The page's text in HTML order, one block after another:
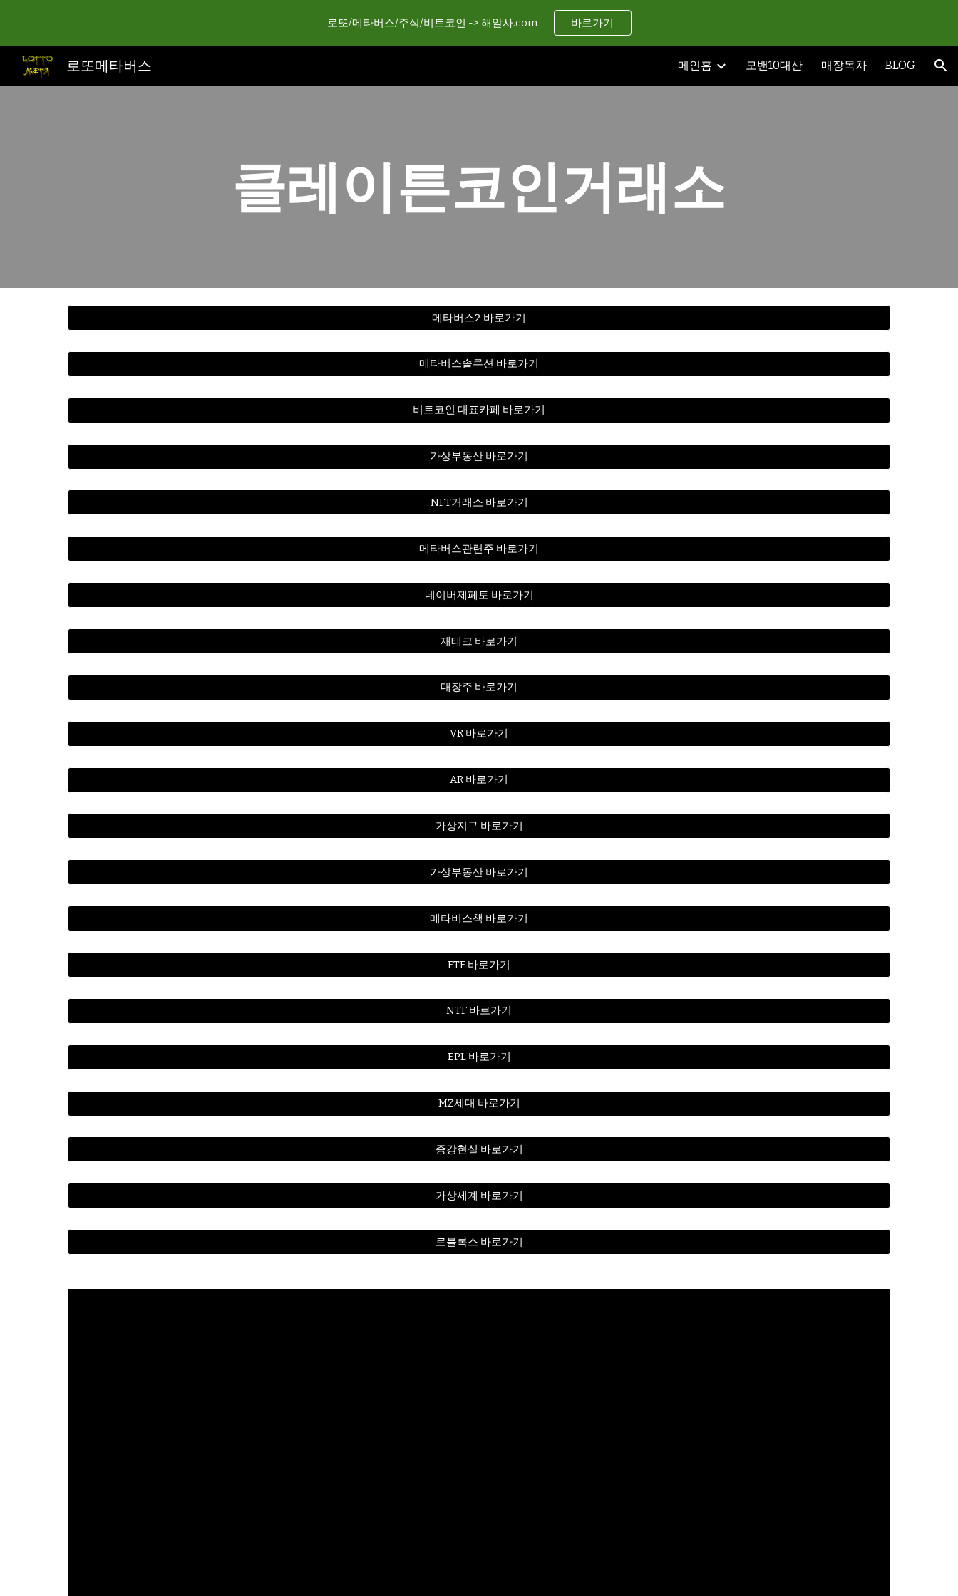
Skip to main content Skip to navigation
로또/메타버스/주식/비트코인 -> 해알사.com 바로가기
로또메타버스 메인홈 모밴10대산 매장목차 BLOG
클레이튼코인거래소
메타버스2 바로가기
메타버스솔루션 바로가기
비트코인 대표카페 바로가기
가상부동산 바로가기
NFT거래소 바로가기
메타버스관련주 바로가기
네이버제페토 바로가기
재테크 바로가기
대장주 바로가기
VR 바로가기
AR 바로가기
가상지구 바로가기
가상부동산 바로가기
메타버스책 바로가기
ETF 바로가기
NTF 바로가기
EPL 바로가기
MZ세대 바로가기
증강현실 바로가기
가상세계 바로가기
로블록스 바로가기